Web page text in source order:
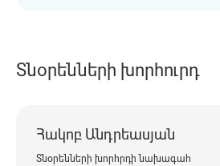
Տնօրենների խորհուրդ
Հակոբ Անդրեասյան
Տնօրենների խորհրդի նախագահ